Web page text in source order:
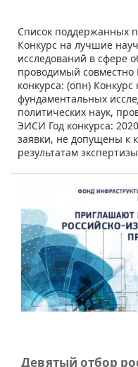
​Список поддержанных
Конкурс на лучшие
исследований в сфере
проводимый
конкурса: (опн)
фундаментальных
политических наук,
ЭИСИ Год конкурса:
заявки, не допущены к
результатам
Девятый отбор